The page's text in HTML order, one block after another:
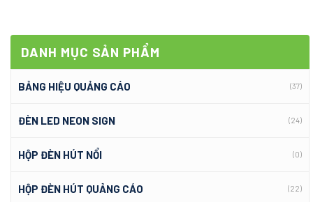
DANH MỤC SẢN PHẨM
BẢNG HIỆU QUẢNG CÁO (37)
ĐÈN LED NEON SIGN (24)
HỘP ĐÈN HÚT NỔI (0)
HỘP ĐÈN HÚT QUẢNG CÁO (22)